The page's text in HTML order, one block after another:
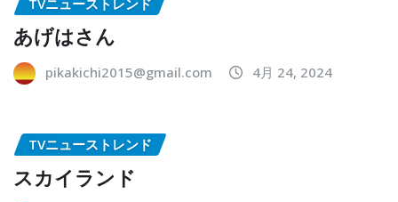
あげはさん
pikakichi2015@gmail.com 4月 24, 2024
TVニューストレンド
スカイランド